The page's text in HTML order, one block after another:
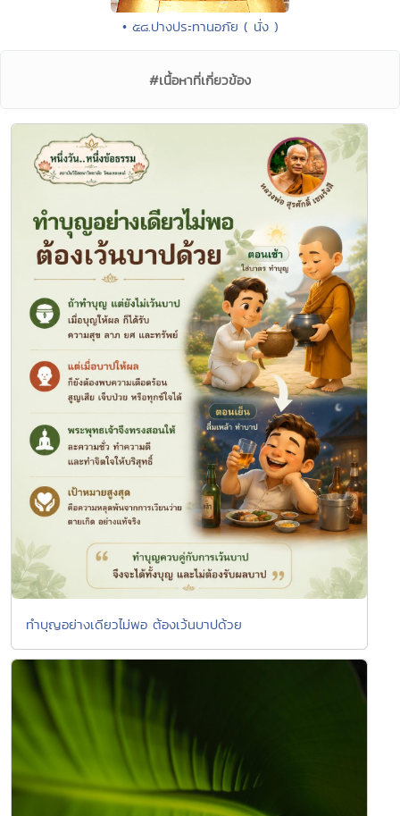
• ๕๘.ปางประทานอภัย ( นั่ง )
#เนื้อหาที่เกี่ยวข้อง
ทำบุญอย่างเดียวไม่พอ ต้องเว้นบาปด้วย